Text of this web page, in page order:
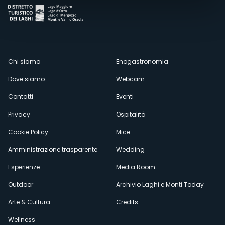
Menù
secondario
Chi siamo
Dove siamo
Contatti
Privacy
Cookie Policy
Amministrazione trasparente
Esperienze
Outdoor
Arte & Cultura
Wellness
Enogastronomia
Webcam
Eventi
Ospitalità
Mice
Wedding
Media Room
Archivio Laghi e Monti Today
Credits